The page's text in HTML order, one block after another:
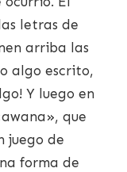
letras de
arriba las
algo escrito,
Y luego en
que
juego de
forma de